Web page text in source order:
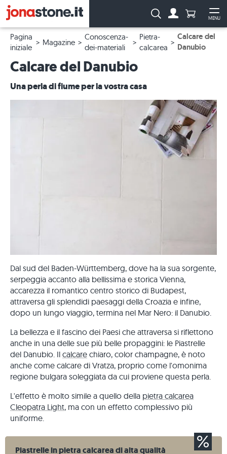
MENU
Ricerca: Numero di
Pagina
iniziale
Magazine
Conoscenza-
dei-materiali
Pietra-
calcarea
Calcare del
Danubio
Calcare del Danubio
Una perla di fiume per la vostra casa
Dal sud del Baden-Württemberg, dove ha la sua sorgente,
serpeggia accanto alla bellissima e storica Vienna,
accarezza il romantico centro storico di Budapest,
attraversa gli splendidi paesaggi della Croazia e infine,
dopo un lungo viaggio, termina nel Mar Nero: il Danubio.
La bellezza e il fascino dei Paesi che attraversa si riflettono
anche in una delle sue più belle propaggini: le Piastrelle
del Danubio. Il calcare chiaro, color champagne, è noto
anche come calcare di Vratza, proprio come l'omonima
regione bulgara soleggiata da cui proviene questa perla.
L'effetto è molto simile a quello della pietra calcarea
Cleopatra Light, ma con un effetto complessivo più
uniforme.
Piastrelle in pietra calcarea di alta qualità